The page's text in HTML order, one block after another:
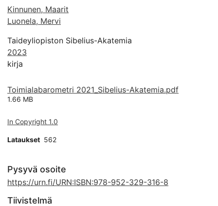
Kinnunen, Maarit
Luonela, Mervi
Taideyliopiston Sibelius-Akatemia
2023
kirja
Toimialabarometri 2021_Sibelius-Akatemia.pdf
1.66 MB
In Copyright 1.0
Lataukset 562
Pysyvä osoite
https://urn.fi/URN:ISBN:978-952-329-316-8
Tiivistelmä